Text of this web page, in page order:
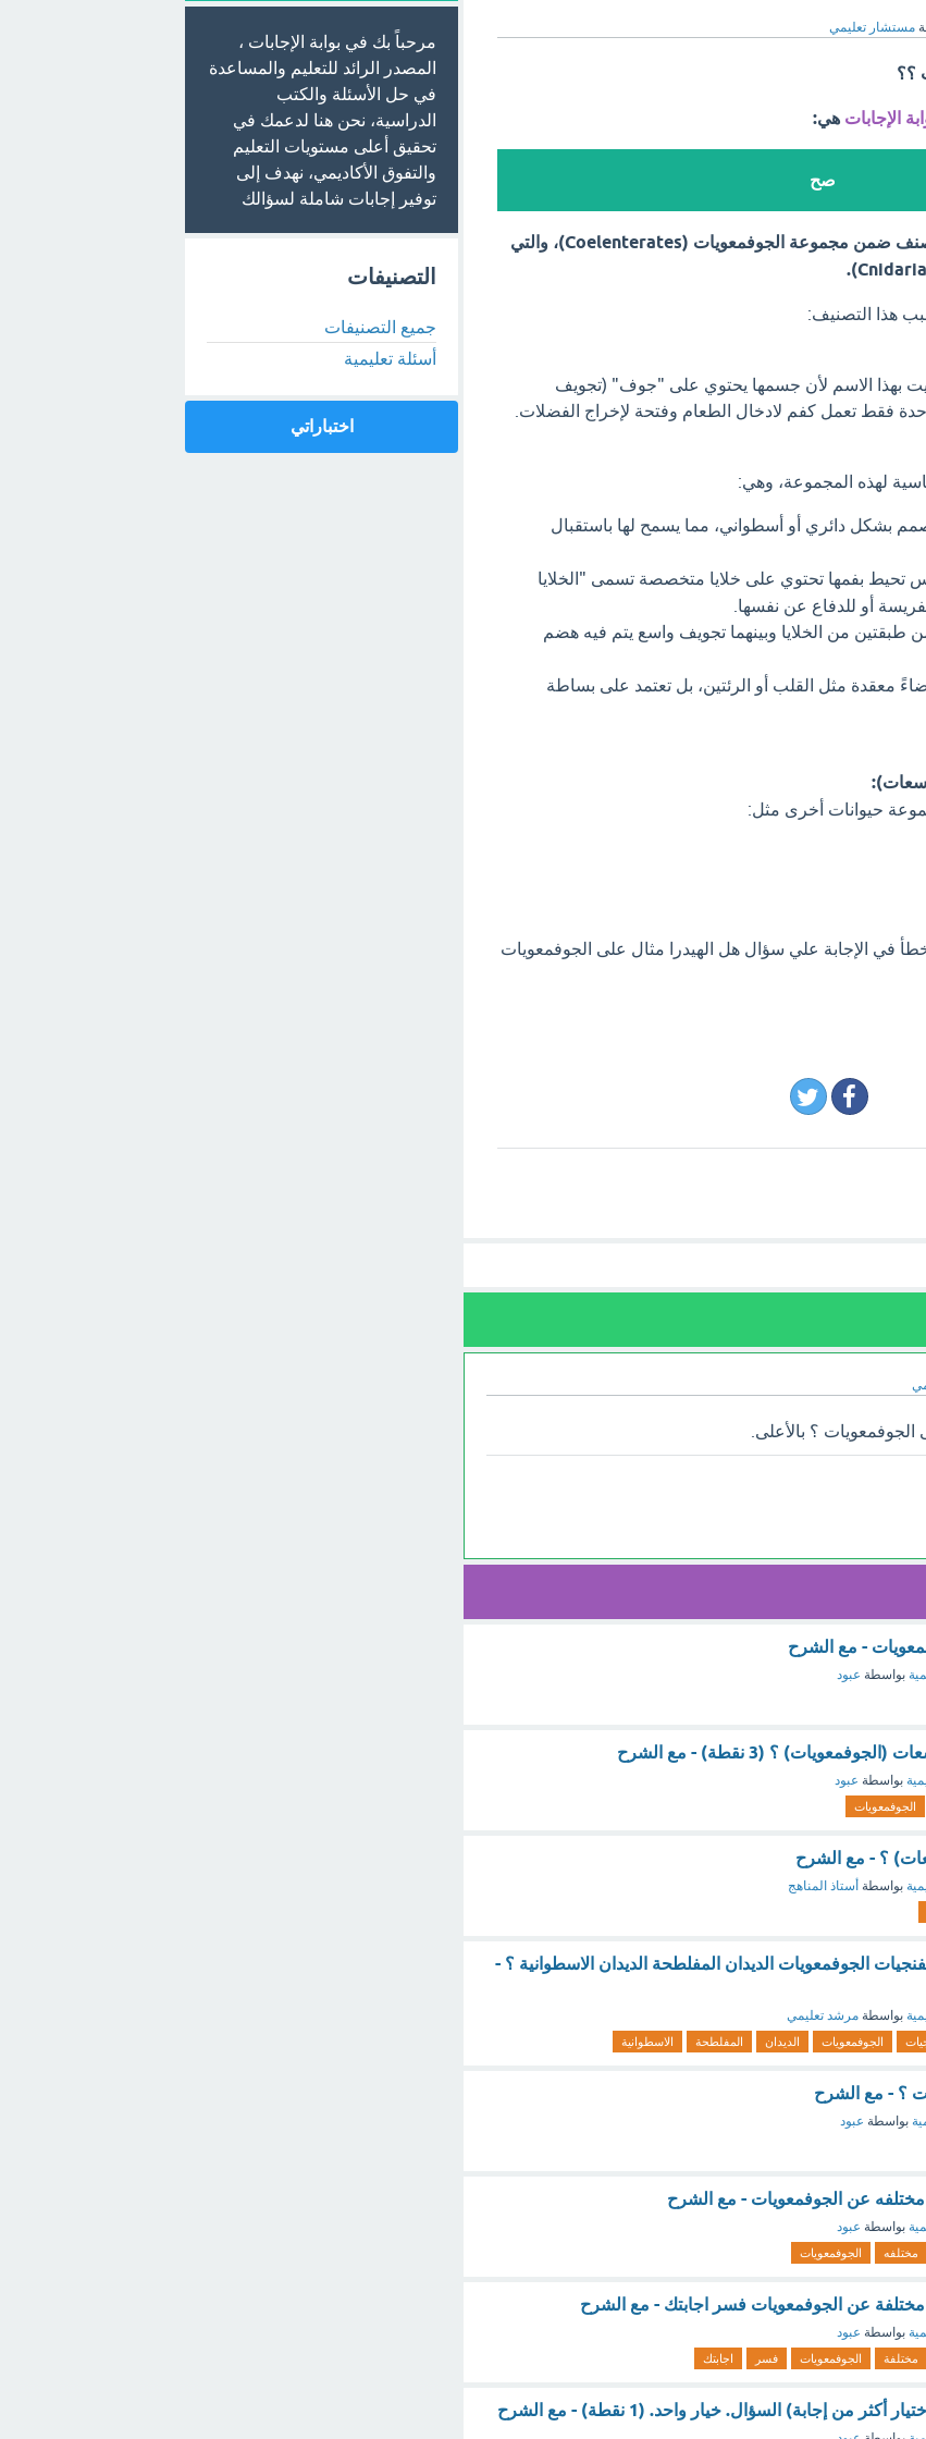
مستشار تعليمي
؟؟
الإجابات هي:
صح
نعم، الإجابة هي "صح"؛ فالهيدرا تُصنف ضمن مجموعة الجوفمعويات (Coelenterates)، والتي
هذا التصنيف:
بهذا الاسم لأن جسمها يحتوي على "جوف" (تجويف
فقط تعمل كفم لادخال الطعام وفتحة لإخراج الفضلات.
لهذه المجموعة، وهي:
بشكل دائري أو أسطواني، مما يسمح لها باستقبال
تحيط بفمها تحتوي على خلايا متخصصة تسمى "الخلايا
أو للدفاع عن نفسها.
طبقتين من الخلايا وبينهما تجويف واسع يتم فيه هضم
معقدة مثل القلب أو الرئتين، بل تعتمد على بساطة
حيوانات أخرى مثل:
في الإجابة علي سؤال هل الهيدرا مثال على الجوفمعويات
؟ بالأعلى.
- مع الشرح
بواسطة عبود
؟ (3 نقطة) - مع الشرح
بواسطة عبود
الجوفمعويات
؟ - مع الشرح
بواسطة أستاذ المناهج
الجوفمعويات الديدان المفلطحة الديدان الاسطوانية ؟ -
بواسطة مرشد تعليمي
الجوفمعويات الديدان المفلطحة الاسطوانية
؟ - مع الشرح
بواسطة عبود
مختلفه عن الجوفمعويات - مع الشرح
بواسطة عبود
مختلفه الجوفمعويات
مختلفة عن الجوفمعويات فسر اجابتك - مع الشرح
بواسطة عبود
مختلفة الجوفمعويات فسر اجابتك
من إجابة) السؤال. خيار واحد. (1 نقطة) - مع الشرح
مرحباً بك في بوابة الإجابات ،
المصدر الرائد للتعليم والمساعدة
في حل الأسئلة والكتب
الدراسية، نحن هنا لدعمك في
تحقيق أعلى مستويات التعليم
والتفوق الأكاديمي، نهدف إلى
توفير إجابات شاملة لسؤالك
التصنيفات
جميع التصنيفات
أسئلة تعليمية
اختباراتي